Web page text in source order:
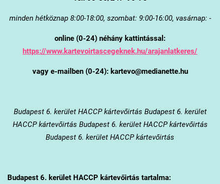
minden hétköznap 8:00-18:00, szombat: 9:00-16:00, vasárnap: -
online (0-24) néhány kattintással:
https://www.kartevoirtascegeknek.hu/arajanlatkeres/
vagy e-mailben (0-24): kartevo@medianette.hu
Budapest 6. kerületHACCP kártevőirtás Budapest 6. kerület
HACCP kártevőirtás Budapest 6. kerület HACCP kártevőirtás
Budapest 6. kerület HACCP kártevőirtás
Budapest 6. kerületHACCP kártevőirtás tartalma: